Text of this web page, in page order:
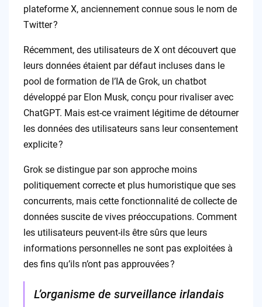
plateforme X, anciennement connue sous le nom de
Twitter ?
Récemment, des utilisateurs de X ont découvert que
leurs données étaient par défaut incluses dans le
pool de formation de l’IA de Grok, un chatbot
développé par Elon Musk, conçu pour rivaliser avec
ChatGPT. Mais est-ce vraiment légitime de détourner
les données des utilisateurs sans leur consentement
explicite ?
Grok se distingue par son approche moins
politiquement correcte et plus humoristique que ses
concurrents, mais cette fonctionnalité de collecte de
données suscite de vives préoccupations. Comment
les utilisateurs peuvent-ils être sûrs que leurs
informations personnelles ne sont pas exploitées à
des fins qu’ils n’ont pas approuvées ?
L’organisme de surveillance irlandais